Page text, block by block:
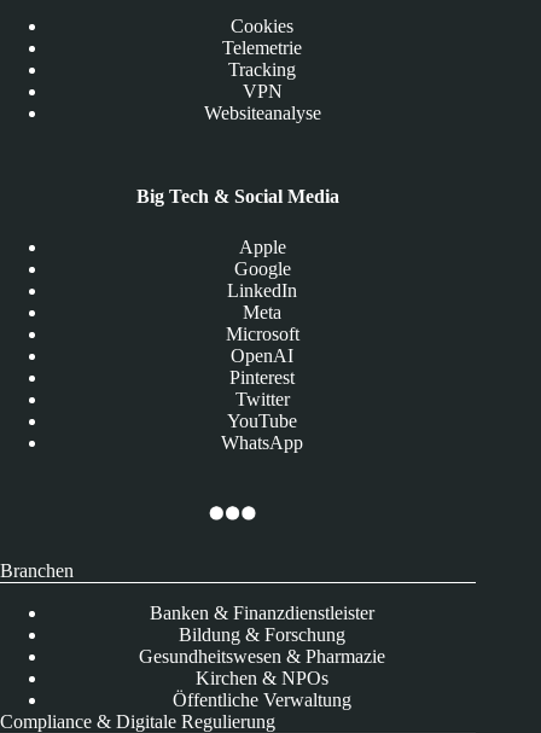
Cookies
Telemetrie
Tracking
VPN
Websiteanalyse
Big Tech & Social Media
Apple
Google
LinkedIn
Meta
Microsoft
OpenAI
Pinterest
Twitter
YouTube
WhatsApp
Branchen
Banken & Finanzdienstleister
Bildung & Forschung
Gesundheitswesen & Pharmazie
Kirchen & NPOs
Öffentliche Verwaltung
Compliance & Digitale Regulierung